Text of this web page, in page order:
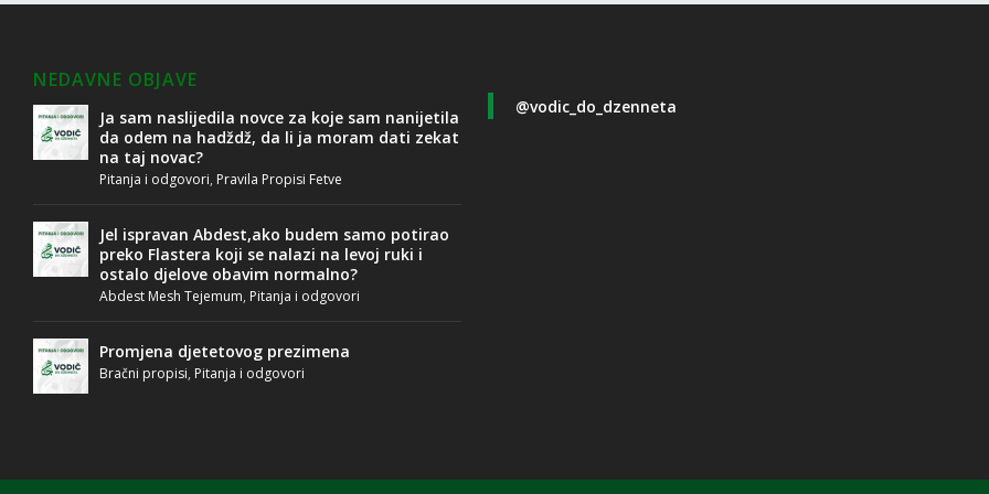
NEDAVNE OBJAVE
Ja sam naslijedila novce za koje sam nanijetila
da odem na hadždž, da li ja moram dati zekat
na taj novac?
Pitanja i odgovori, Pravila Propisi Fetve
Jel ispravan Abdest,ako budem samo potirao
preko Flastera koji se nalazi na levoj ruki i
ostalo djelove obavim normalno?
Abdest Mesh Tejemum, Pitanja i odgovori
Promjena djetetovog prezimena
Bračni propisi, Pitanja i odgovori
@vodic_do_dzenneta